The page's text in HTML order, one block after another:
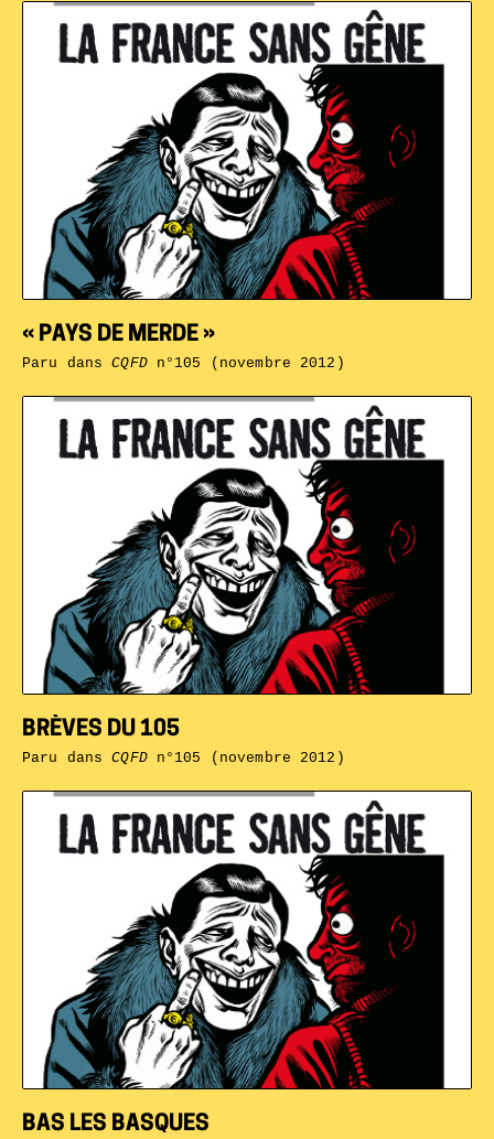
BAS LES BASQUES
BRÈVES DU 105
Paru dansCQFDn°105 (novembre 2012)
« PAYS DE MERDE »
Paru dansCQFDn°105 (novembre 2012)